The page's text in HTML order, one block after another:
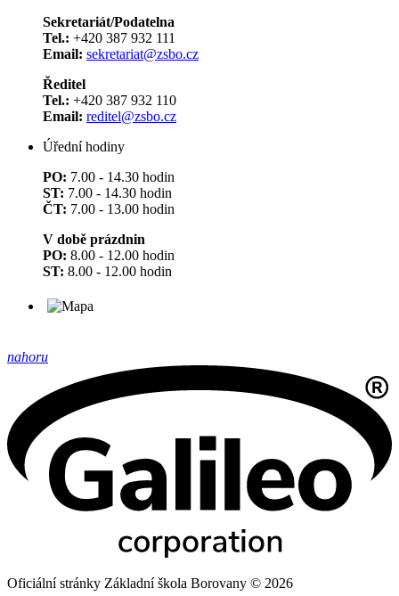
Sekretariát/Podatelna
Tel.: +420 387 932 111
Email: sekretariat@zsbo.cz
Ředitel
Tel.: +420 387 932 110
Email: reditel@zsbo.cz
Úřední hodiny
PO: 7.00 - 14.30 hodin
ST: 7.00 - 14.30 hodin
ČT: 7.00 - 13.00 hodin
V době prázdnin
PO: 8.00 - 12.00 hodin
ST: 8.00 - 12.00 hodin
nahoru
Oficiální stránky Základní škola Borovany © 2026